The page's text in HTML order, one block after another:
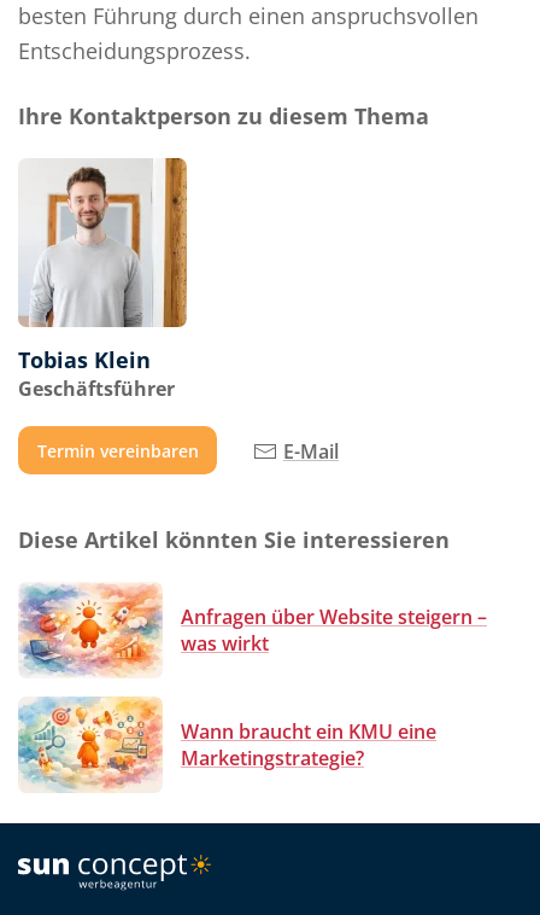
besten Führung durch einen anspruchsvollen
Entscheidungsprozess.
Ihre Kontaktperson zu diesem Thema
Tobias Klein
Geschäftsführer
Termin vereinbaren E-Mail
Diese Artikel könnten Sie interessieren
Anfragen über Website steigern –
was wirkt
Wann braucht ein KMU eine
Marketingstrategie?